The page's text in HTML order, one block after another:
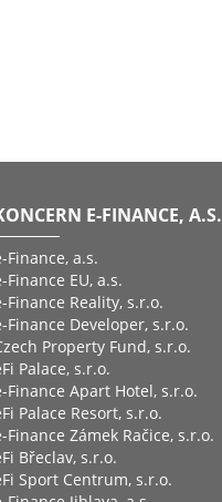
E-FINANCE, A.S.
Finance, a.s.
Finance EU, a.s.
Finance Reality, s.r.o.
Finance Developer, s.r.o.
Property Fund, s.r.o.
Palace, s.r.o.
Finance Apart Hotel, s.r.o.
Palace Resort, s.r.o.
Finance Zámek Račice, s.r.o.
Břeclav, s.r.o.
Sport Centrum, s.r.o.